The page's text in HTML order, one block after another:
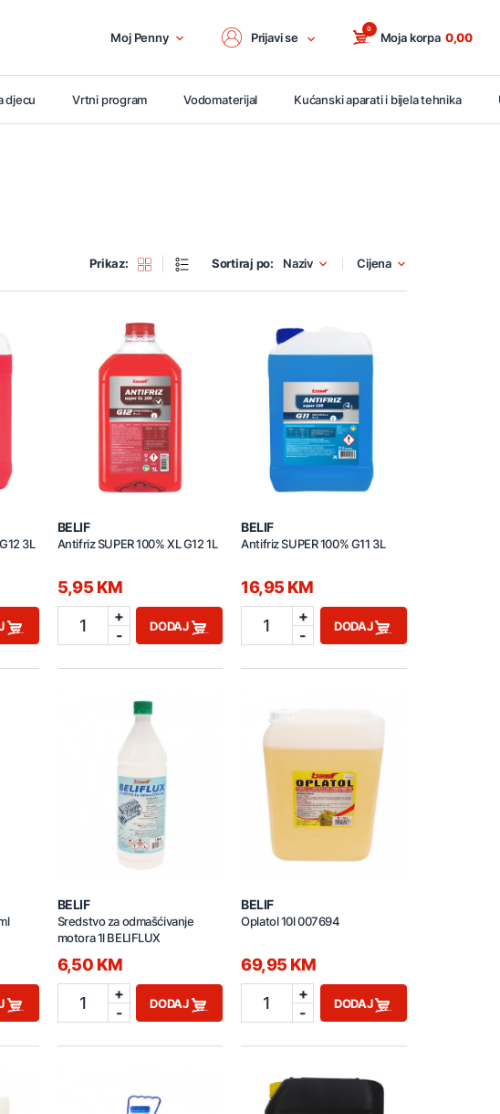
Moj Penny Prijavi se Moja korpa
0
0,00
djecu Vrtni program Vodomaterijal Kućanski aparati i bijela tehnika
Prikaz: Sortiraj po: Naziv Cijena
3L
BELIF
Antifriz SUPER 100% XL G12 1L
5,95 KM
1
+
-
DODAJ
BELIF
Antifriz SUPER 100% G11 3L
16,95 KM
1
+
-
DODAJ
BELIF
Sredstvo za odmašćivanje
motora 1l BELIFLUX
6,50 KM
1
+
-
DODAJ
BELIF
Oplatol 10l 007694
69,95 KM
1
+
-
DODAJ